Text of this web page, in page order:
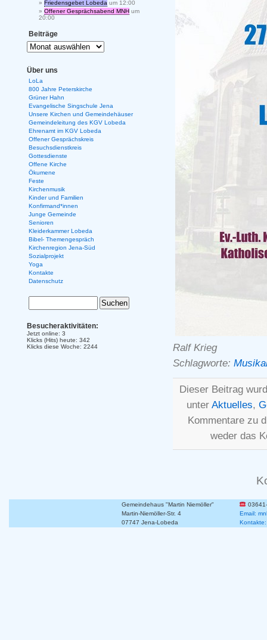
Ralf Krieg
Schlagworte:
Dieser Beitrag
unter Aktuelles,
Kommentare zu
weder das
Friedensgebet Lobeda um 12:00
Offener Gesprächsabend MNH um
20:00
Beiträge
Über uns
LoLa
800 Jahre Peterskirche
Grüner Hahn
Evangelische Singschule Jena
Unsere Kirchen und Gemeindehäuser
Gemeindeleitung des KGV Lobeda
Ehrenamt im KGV Lobeda
Offener Gesprächskreis
Besuchsdienstkreis
Gottesdienste
Offene Kirche
Ökumene
Feste
Kirchenmusik
Kinder und Familien
Konfirmand*innen
Junge Gemeinde
Senioren
Kleiderkammer Lobeda
Bibel- Themengespräch
Kirchenregion Jena-Süd
Sozialprojekt
Yoga
Kontakte
Datenschutz
Besucheraktivitäten:
Jetzt online: 3
Klicks (Hits) heute: 342
Klicks diese Woche: 2244
Gemeindehaus "Martin Niemöller"
Martin-Niemöller-Str. 4
Email:
07747 Jena-Lobeda